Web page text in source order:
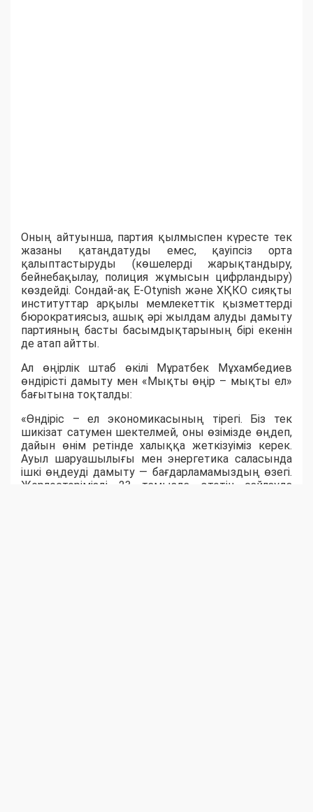
Оның айтуынша, партия қылмыспен күресте тек
жазаны қатаңдатуды емес, қауіпсіз орта
қалыптастыруды (көшелерді жарықтандыру,
бейнебақылау, полиция жұмысын цифрландыру)
көздейді. Сондай-ақ E-Otynish және ХҚКО сияқты
институттар арқылы мемлекеттік қызметтерді
бюрократиясыз, ашық әрі жылдам алуды дамыту
партияның басты басымдықтарының бірі екенін
де атап айтты.
Ал өңірлік штаб өкілі Мұратбек Мұхамбедиев
өндірісті дамыту мен «Мықты өңір – мықты ел»
бағытына тоқталды:
«Өндіріс – ел экономикасының тірегі. Біз тек
шикізат сатумен шектелмей, оны өзімізде өңдеп,
дайын өнім ретінде халыққа жеткізуіміз керек.
Ауыл шаруашылығы мен энергетика саласында
ішкі өңдеуді дамыту — бағдарламамыздың өзегі.
Жерлестерімізді 23 тамызда өтетін сайлауда